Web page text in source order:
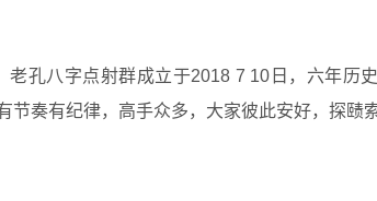
老孔八字点射群成立于2018 7 10日，六年
节奏有纪律，高手众多，大家彼此安好，探赜